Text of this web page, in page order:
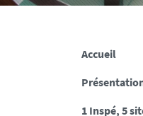
êtes
Accueil
1 Inspé, 5